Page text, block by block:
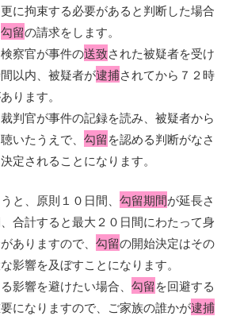
に拘束する必要があると判断した場合
勾留の請求をします。
察官が事件の送致された被疑者を受け
以内、被疑者が逮捕されてから７２時
ります。
判官が事件の記録を読み、被疑者から
いたうえで、勾留を認める判断がなさ
定されることになります。
と、原則１０日間、勾留期間が延長さ
合計すると最大２０日間にわたって身
ありますので、勾留の開始決定はその
影響を及ぼすことになります。
影響を避けたい場合、勾留を回避する
になりますので、ご家族の誰かが逮捕